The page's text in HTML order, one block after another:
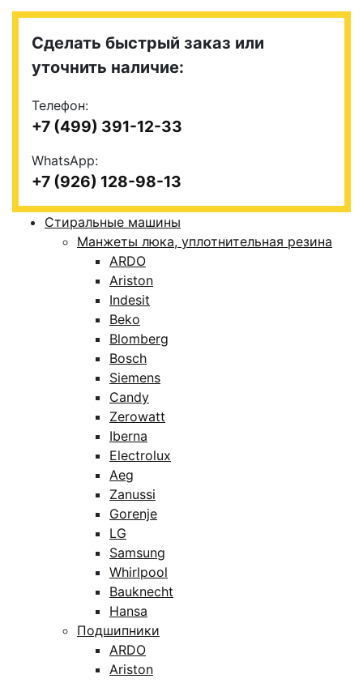
Сделать быстрый заказ или
уточнить наличие:
Телефон:
+7 (499) 391-12-33
WhatsApp:
+7 (926) 128-98-13
Стиральные машины
Манжеты люка, уплотнительная резина
ARDO
Ariston
Indesit
Beko
Blomberg
Bosch
Siemens
Candy
Zerowatt
Iberna
Electrolux
Aeg
Zanussi
Gorenje
LG
Samsung
Whirlpool
Bauknecht
Hansa
Подшипники
ARDO
Ariston